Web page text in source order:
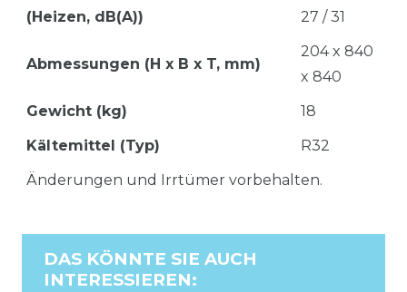
(Heizen, dB(A))
27 / 31
Abmessungen (H x B x T, mm)
204 x 840
x 840
Gewicht (kg)
18
Kältemittel (Typ)
R32
Änderungen und Irrtümer vorbehalten.
DAS KÖNNTE SIE AUCH
INTERESSIEREN: